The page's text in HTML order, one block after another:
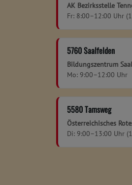
AK Bezirksstelle
Fr: 8:00–12:00 Uhr
5760 Saalfelden
Bildungszentrum
Mo: 9:00–12:00 Uhr
5580 Tamsweg
Österreichisches
Di: 9:00–13:00 Uhr